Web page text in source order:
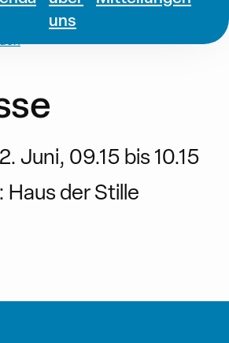
uns
Juni, 09.15 bis 10.15
Haus der Stille